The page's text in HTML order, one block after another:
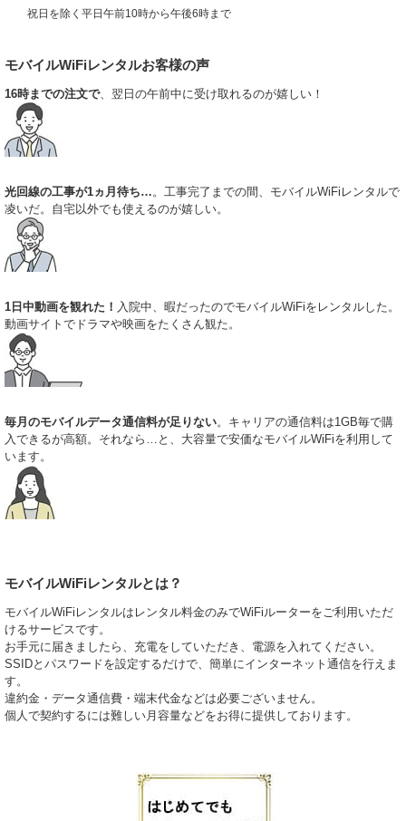
2026.3.18
だけピンポイントで利用でき、使い終わったらポストに投函するだけで返
却完了。利用料金や通信速度、月間のデータ通信量はプランごとに明示さ
れているため、予算や目的に応じた選択が容易です。広島や岡山などへ出
張する際も、パケット残量を気にせずウェブ会議に参加できる安定性は大
きな強み。みんなのWiFiなら、透明性の高い料金体系と迅速な対応で、お
客様のデジタルライフを支えます。
ットをそのままWi-Fi接続して活用できる点にあります。引っ越し直後で固
定回線が開通するまでの期間や、入院中の一時的な娯楽確保、さらには地
方のライブなど、様々なイベントで活躍します。みんなのWiFiは、一時的
なインターネット環境が必要なすべての方に、最適な接続ソリューション
を提案。面倒な初期設定は不要で、電源を入れるだけで即座にオンライン
ビスがお勧めです。
2026.3.4
出張や一時的な帰省など、急にインターネットが必要になった際は、当店
のレンタルWiFiが便利です。多様なニーズにお応えできるよう、大容量プ
ランや月額固定の使い放題プランなど、豊富なラインナップを取り揃えて
います。特にビジネス拠点での利用には、高速通信が可能な最新機種が推
送にも対応。月末にスマートフォンのパケット通信量が不足して速度制限
がかかってしまった際の緊急避難的な利用としても、多くの方に選ばれて
いる安心のサービスです。
2026.2.25
慣れない土地での迷わない旅行の秘訣はリアルタイムな情報収集にありま
す。ポケットWiFiをレンタルすれば、金沢の風情ある街並みを散策しなが
ら地図アプリをフル活用したり、現地の人気グルメを即座に検索したり
のバスや電車内でも途切れることのない通信環境は、自由で快適な旅を強
力にバックアップしてくれるはずです。
2026.2.18
国内でのインターネット環境確保なら、実績豊富なみんなのWiFiにお任せ
ください。当サービスでは、利用期間やデータ通信量に応じて、お客様一
人ひとりに最適なプランを提案しています。予約から受け取り、そしてポ
スト投函による返却まで、手続きは非常にシンプルで分かりやすい設計で
す。仙台や名古屋など、日本全国どこへでもお届け可能。旅行中の情報収
ケットWiFiは手放せない存在です。福岡や札幌といった都市部から地方の
祝日を除く平日午前10時から午後6時まで
モバイルWiFiレンタルお客様の声
16時までの注文で、翌日の午前中に受け取れるのが嬉しい！
光回線の工事が1ヵ月待ち… 。工事完了までの間、モバイルWiFiレンタルで
凌いだ。自宅以外でも使えるのが嬉しい。
1日中動画を観れた！ 入院中、暇だったのでモバイルWiFiをレンタルした。
動画サイトでドラマや映画をたくさん観た。
毎月のモバイルデータ通信料が足りない。キャリアの通信料は1GB毎で購
入できるが高額。それなら…と、大容量で安価なモバイルWiFiを利用して
います。
モバイルWiFiレンタルとは？
モバイルWiFiレンタルはレンタル料金のみでWiFiルーターをご利用いただ
けるサービスです。
お手元に届きましたら、充電をしていただき、電源を入れてください。
SSIDとパスワードを設定するだけで、簡単にインターネット通信を行えま
す。
違約金・データ通信費・端末代金などは必要ございません。
個人で契約するには難しい月容量などをお得に提供しております。